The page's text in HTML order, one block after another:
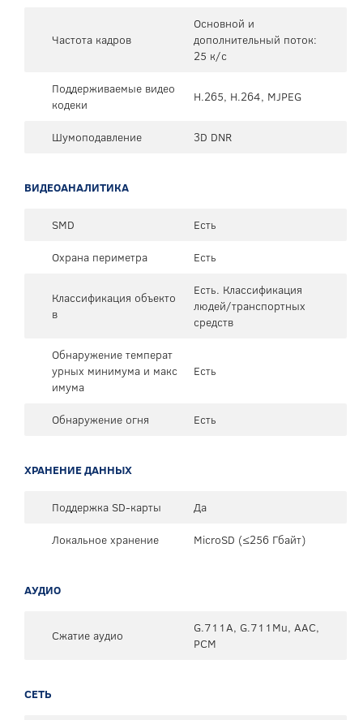
Частота кадров
Основной и
дополнительный поток:
25 к/с
Поддерживаемые видео
кодеки
H.265, H.264, MJPEG
Шумоподавление 3D DNR
ВИДЕОАНАЛИТИКА
SMD
Есть
Охрана периметра
Есть
Классификация объекто
в
Есть. Классификация
людей/транспортных
средств
Обнаружение температ
урных минимума и макс
имума
Есть
Обнаружение огня Есть
ХРАНЕНИЕ ДАННЫХ
Поддержка SD-карты
Да
Локальное хранение
MicroSD (≤256 Гбайт)
АУДИО
Сжатие аудио
G.711A, G.711Mu, AAC,
PCM
СЕТЬ